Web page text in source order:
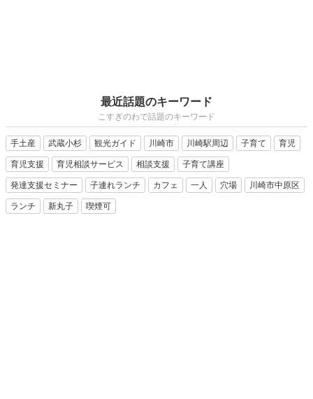
最近話題のキーワード
こすぎのわで話題のキーワード
手土産 武蔵小杉 観光ガイド 川崎市 川崎駅周辺 子育て 育児
育児支援 育児相談サービス 相談支援 子育て講座
発達支援セミナー 子連れランチ カフェ 一人 穴場 川崎市中原区
ランチ 新丸子 喫煙可